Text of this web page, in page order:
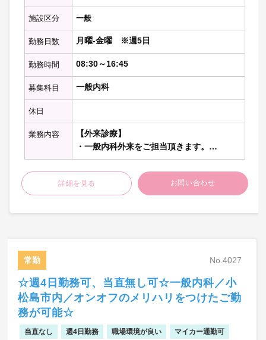
施設区分 一般
勤務日数 月曜-金曜 ※週5日
勤務時間 08:30～16:45
募集科目 一般内科
休日
業務内容
【外来診療】
・一般内科外来をご担当頂きます。
【病棟管理】
・一般病棟より内科医疾患患者を10～15名
程度担当いただきます
急変時対応
※記載の件数等は目安の数字です。
詳細を見る お問い合わせ
常勤 No.4027
☆週4日勤務可、当直無し可☆一般内科／小
松島市内／オンオフのメリハリをつけたご勤
務が可能☆
当直なし 週4日勤務 職場環境が良い マイカー通勤可